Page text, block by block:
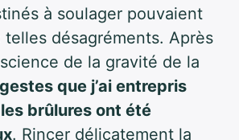
à soulager pouvaient
désagréments. Après
de la gravité de la
que j’ai entrepris
brûlures ont été
. Rincer délicatement la